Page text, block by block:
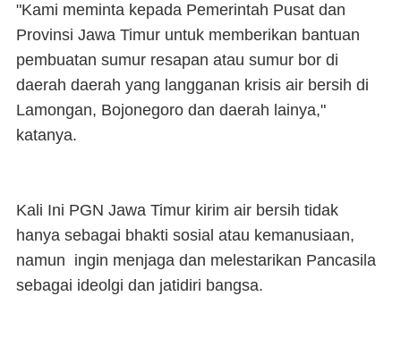
"Kami meminta kepada Pemerintah Pusat dan
Provinsi Jawa Timur untuk memberikan bantuan
pembuatan sumur resapan atau sumur bor di
daerah daerah yang langganan krisis air bersih di
Lamongan, Bojonegoro dan daerah lainya,"
katanya.
Kali Ini PGN Jawa Timur kirim air bersih tidak
hanya sebagai bhakti sosial atau kemanusiaan,
namun ingin menjaga dan melestarikan Pancasila
sebagai ideolgi dan jatidiri bangsa.